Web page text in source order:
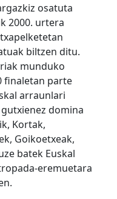
osatuta
2000. urtera
biltzen ditu.
munduko
finaletan parte
arraunlari
domina
Kortak,
Goikoetxeak,
batek Euskal
eremuetara